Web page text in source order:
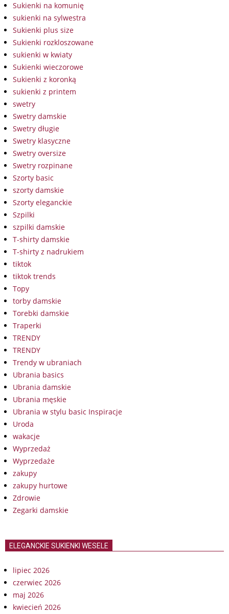
Sukienki na komunię
sukienki na sylwestra
Sukienki plus size
Sukienki rozkloszowane
sukienki w kwiaty
Sukienki wieczorowe
Sukienki z koronką
sukienki z printem
swetry
Swetry damskie
Swetry długie
Swetry klasyczne
Swetry oversize
Swetry rozpinane
Szorty basic
szorty damskie
Szorty eleganckie
Szpilki
szpilki damskie
T-shirty damskie
T-shirty z nadrukiem
tiktok
tiktok trends
Topy
torby damskie
Torebki damskie
Traperki
TRENDY
TRENDY
Trendy w ubraniach
Ubrania basics
Ubrania damskie
Ubrania męskie
Ubrania w stylu basic Inspiracje
Uroda
wakacje
Wyprzedaż
Wyprzedaże
zakupy
zakupy hurtowe
Zdrowie
Zegarki damskie
ELEGANCKIE SUKIENKI WESELE
lipiec 2026
czerwiec 2026
maj 2026
kwiecień 2026